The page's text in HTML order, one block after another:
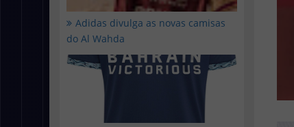
Adidas divulga as novas camisas
do Al Wahda